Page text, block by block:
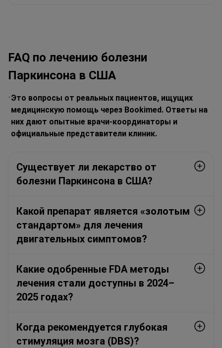
FAQ по лечению болезни
Паркинсона в США
Это вопросы от реальных пациентов, ищущих
медицинскую помощь через Bookimed. Ответы на
них дают опытные врачи-координаторы и
официальные представители клиник.
Существует ли лекарство от
болезни Паркинсона в США?
Какой препарат является «золотым
стандартом» для лечения
двигательных симптомов?
Какие одобренные FDA методы
лечения стали доступны в 2024–
2025 годах?
Когда рекомендуется глубокая
стимуляция мозга (DBS)?